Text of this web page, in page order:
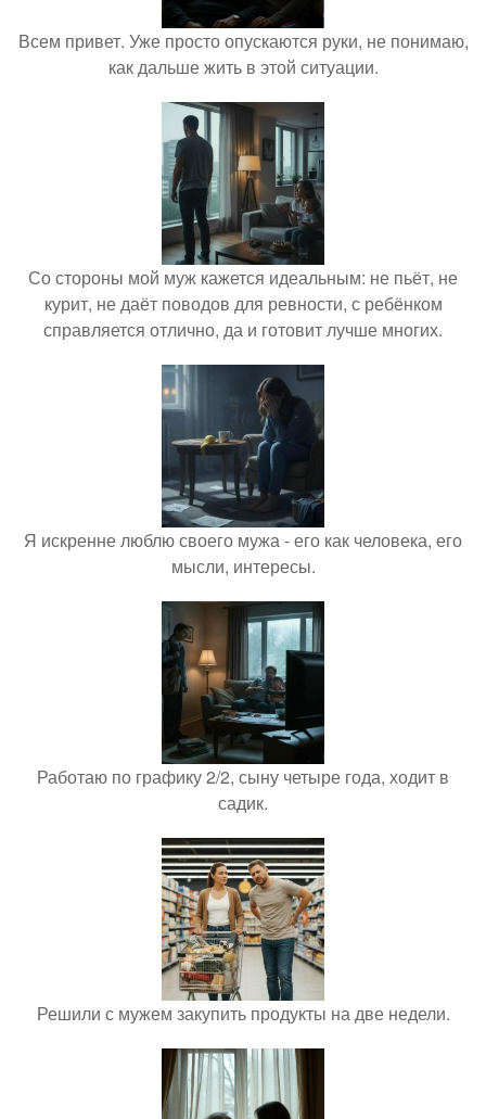
Всем привет. Уже просто опускаются руки, не понимаю,
как дальше жить в этой ситуации.
Со стороны мой муж кажется идеальным: не пьёт, не
курит, не даёт поводов для ревности, с ребёнком
справляется отлично, да и готовит лучше многих.
Я искренне люблю своего мужа - его как человека, его
мысли, интересы.
Работаю по графику 2/2, сыну четыре года, ходит в
садик.
Решили с мужем закупить продукты на две недели.